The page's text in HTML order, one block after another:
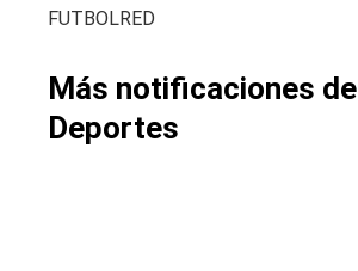
FUTBOLRED
Más notificaciones de
Deportes